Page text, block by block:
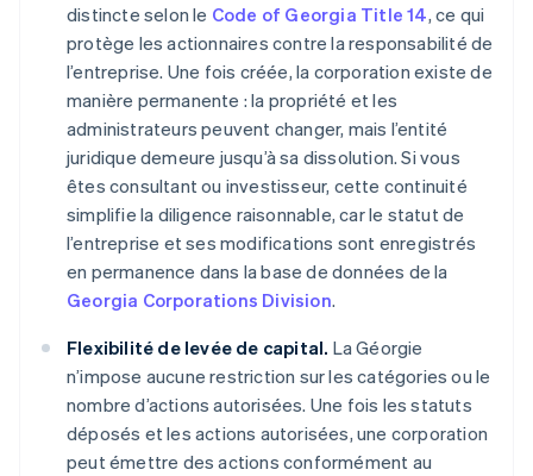
distincte selon le Code of Georgia Title 14, ce qui
protège les actionnaires contre la responsabilité de
l’entreprise. Une fois créée, la corporation existe de
manière permanente : la propriété et les
administrateurs peuvent changer, mais l’entité
juridique demeure jusqu’à sa dissolution. Si vous
êtes consultant ou investisseur, cette continuité
simplifie la diligence raisonnable, car le statut de
l’entreprise et ses modifications sont enregistrés
en permanence dans la base de données de la
Georgia Corporations Division.
Flexibilité de levée de capital. La Géorgie
n’impose aucune restriction sur les catégories ou le
nombre d’actions autorisées. Une fois les statuts
déposés et les actions autorisées, une corporation
peut émettre des actions conformément au